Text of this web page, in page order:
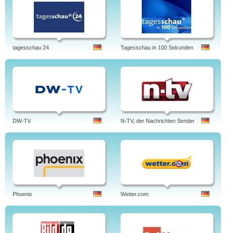
tagesschau 24 Tagesschau in 100 Sekunden
DW-TV N-TV, der Nachrichten Sender
Phoenix Wetter.com